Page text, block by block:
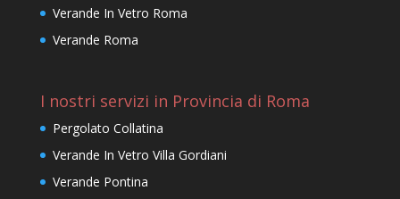
Verande In Vetro Roma
Verande Roma
I nostri servizi in Provincia di Roma
Pergolato Collatina
Verande In Vetro Villa Gordiani
Verande Pontina